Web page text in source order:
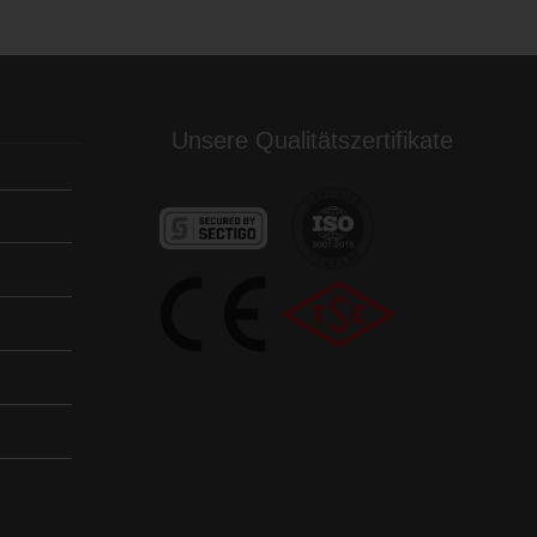
Unsere Qualitätszertifikate